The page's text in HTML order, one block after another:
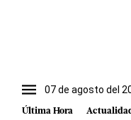
07 de agosto del
Última Hora